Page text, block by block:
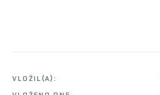
VLOŽIL(A):